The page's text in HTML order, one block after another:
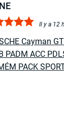
Il y a 12
Cayman
PADM ACC
PACK